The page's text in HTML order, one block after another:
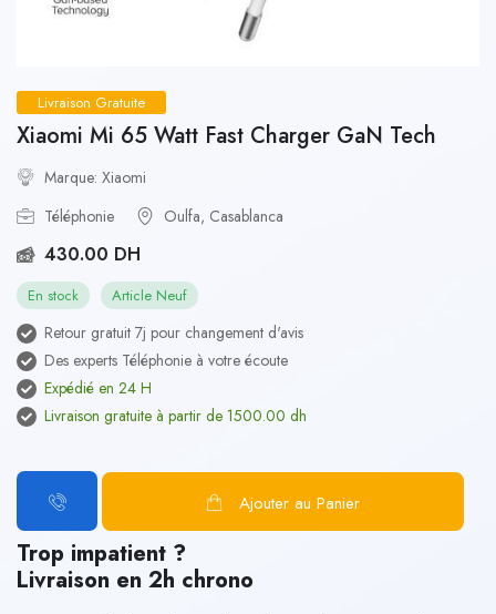
Livraison Gratuite
Xiaomi Mi 65 Watt Fast Charger GaN Tech
Marque: Xiaomi
Téléphonie
Oulfa, Casablanca
430.00 DH
En stock Article Neuf
Retour gratuit 7j pour changement d'avis
Des experts Téléphonie à votre écoute
Expédié en 24 H
Livraison gratuite à partir de 1500.00 dh
Ajouter au Panier
Trop impatient ?
Livraison en 2h chrono